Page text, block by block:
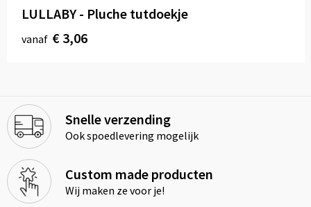
LULLABY - Pluche tutdoekje
vanaf € 3,06
Snelle verzending
Ook spoedlevering mogelijk
Custom made producten
Wij maken ze voor je!